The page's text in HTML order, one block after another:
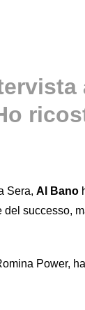
Sera, Al Bano
successo,
Power,